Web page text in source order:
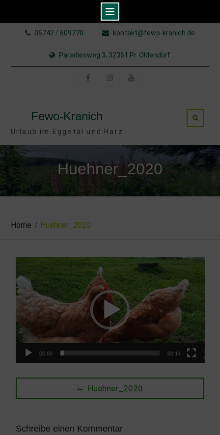
05742 / 609770 kontakt@fewo-kranich.de
Paradiesweg 3, 32361 Pr. Oldendorf
Fewo-Kranich
Urlaub im Eggetal und Harz
Huehner_2020
Home Huehner_2020
Video-
Player
00:00 00:14
BeitragsnavigationPrevious
post:
Huehner_2020
Schreibe einen Kommentar